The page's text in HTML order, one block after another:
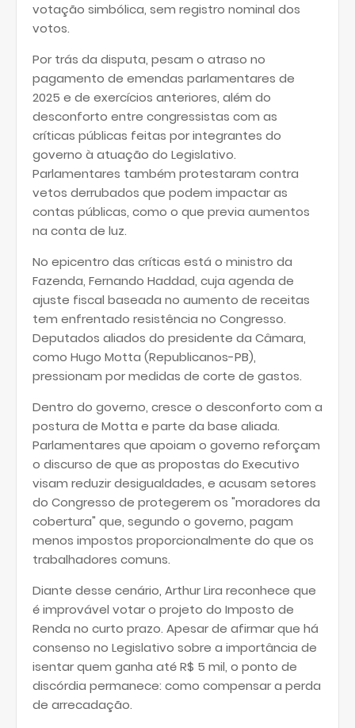
votação simbólica, sem registro nominal dos
votos.
Por trás da disputa, pesam o atraso no
pagamento de emendas parlamentares de
2025 e de exercícios anteriores, além do
desconforto entre congressistas com as
críticas públicas feitas por integrantes do
governo à atuação do Legislativo.
Parlamentares também protestaram contra
vetos derrubados que podem impactar as
contas públicas, como o que previa aumentos
na conta de luz.
No epicentro das críticas está o ministro da
Fazenda, Fernando Haddad, cuja agenda de
ajuste fiscal baseada no aumento de receitas
tem enfrentado resistência no Congresso.
Deputados aliados do presidente da Câmara,
como Hugo Motta (Republicanos-PB),
pressionam por medidas de corte de gastos.
Dentro do governo, cresce o desconforto com a
postura de Motta e parte da base aliada.
Parlamentares que apoiam o governo reforçam
o discurso de que as propostas do Executivo
visam reduzir desigualdades, e acusam setores
do Congresso de protegerem os "moradores da
cobertura" que, segundo o governo, pagam
menos impostos proporcionalmente do que os
trabalhadores comuns.
Diante desse cenário, Arthur Lira reconhece que
é improvável votar o projeto do Imposto de
Renda no curto prazo. Apesar de afirmar que há
consenso no Legislativo sobre a importância de
isentar quem ganha até R$ 5 mil, o ponto de
discórdia permanece: como compensar a perda
de arrecadação.